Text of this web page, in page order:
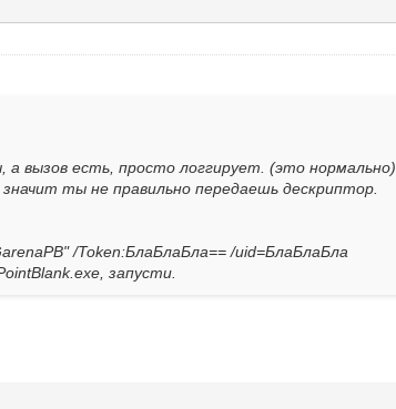
вызов есть, просто логгирует. (это нормально)
ты не правильно передаешь дескриптор.
/Token:БлаБлаБла== /uid=БлаБлаБла
запусти.